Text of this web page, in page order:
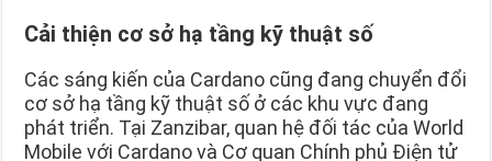
Cải thiện cơ sở hạ tầng kỹ thuật số
Các sáng kiến của Cardano cũng đang chuyển đổi
cơ sở hạ tầng kỹ thuật số ở các khu vực đang
phát triển. Tại Zanzibar, quan hệ đối tác của World
Mobile với Cardano và Cơ quan Chính phủ Điện tử